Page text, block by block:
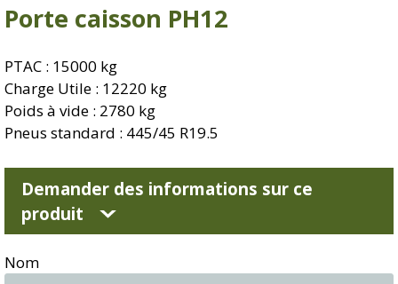
Porte caisson PH12
PTAC : 15000 kg
Charge Utile : 12220 kg
Poids à vide : 2780 kg
Pneus standard : 445/45 R19.5
Demander des informations sur ce
produit
Nom